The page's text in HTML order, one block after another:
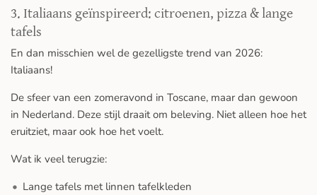
3. Italiaans geïnspireerd: citroenen, pizza & lange
tafels
En dan misschien wel de gezelligste trend van 2026:
Italiaans!
De sfeer van een zomeravond in Toscane, maar dan gewoon
in Nederland. Deze stijl draait om beleving. Niet alleen hoe het
eruitziet, maar ook hoe het voelt.
Wat ik veel terugzie:
Lange tafels met linnen tafelkleden